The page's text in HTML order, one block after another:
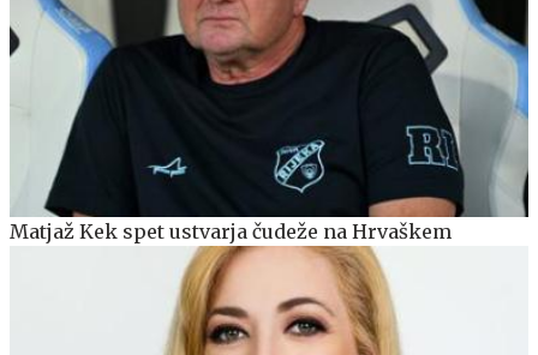
Matjaž Kek spet ustvarja čudeže na Hrvaškem